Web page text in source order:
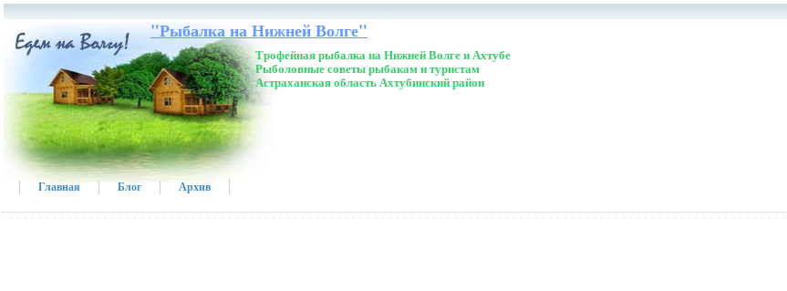
"Рыбалка на Нижней Волге"
Трофейная рыбалка на Нижней Волге и Ахтубе
Рыболовные советы рыбакам и туристам
Астраханская область Ахтубинский район
Главная Блог Архив